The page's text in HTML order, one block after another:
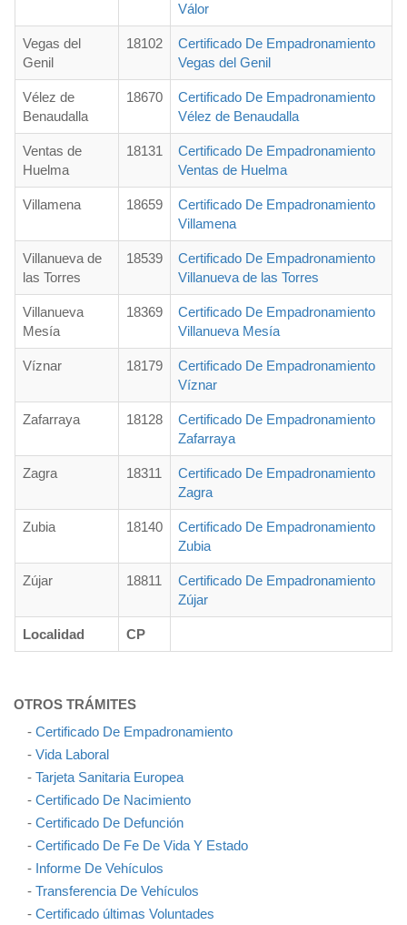
Válor
Vegas del
Genil
18102
Certificado De Empadronamiento
Vegas del Genil
Vélez de
Benaudalla
18670
Certificado De Empadronamiento
Vélez de Benaudalla
Ventas de
Huelma
18131
Certificado De Empadronamiento
Ventas de Huelma
Villamena 18659
Certificado De Empadronamiento
Villamena
Villanueva de
las Torres
18539
Certificado De Empadronamiento
Villanueva de las Torres
Villanueva
Mesía
18369
Certificado De Empadronamiento
Villanueva Mesía
Víznar 18179
Certificado De Empadronamiento
Víznar
Zafarraya 18128
Certificado De Empadronamiento
Zafarraya
Zagra 18311
Certificado De Empadronamiento
Zagra
Zubia 18140
Certificado De Empadronamiento
Zubia
Zújar 18811
Certificado De Empadronamiento
Zújar
Localidad CP
OTROS TRÁMITES
- Certificado De Empadronamiento
- Vida Laboral
- Tarjeta Sanitaria Europea
- Certificado De Nacimiento
- Certificado De Defunción
- Certificado De Fe De Vida Y Estado
- Informe De Vehículos
- Transferencia De Vehículos
- Certificado últimas Voluntades